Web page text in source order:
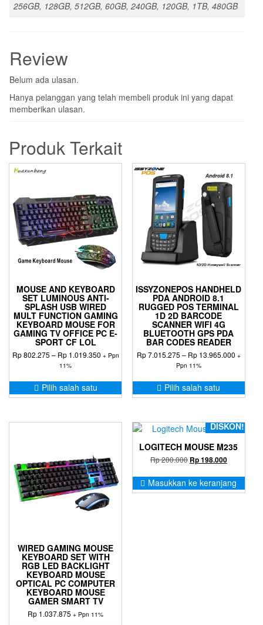
256GB, 128GB, 512GB, 60GB, 240GB, 120GB, 1TB, 480GB
Review
Belum ada ulasan.
Hanya pelanggan yang telah membeli produk ini yang dapat
memberikan ulasan.
Produk Terkait
MOUSE AND KEYBOARD
SET LUMINOUS ANTI-
SPLASH USB WIRED
MULT FUNCTION GAMING
KEYBOARD MOUSE FOR
GAMING TV OFFICE PC E-
SPORT CF LOL
Rp802.275 – Rp1.019.350Rentang
hingga
Rp 1.019.350
+ Ppn
11%
Pilih salah satu
memiliki
varian.
halaman
ISSYZONEPOS HANDHELD
PDA ANDROID 8.1
RUGGED POS TERMINAL
1D 2D BARCODE
SCANNER WIFI 4G
BLUETOOTH GPS PDA
BAR CODES READER
Rp7.015.275 – Rp13.965.000Rentang
hingga
Rp
+
Ppn 11%
Pilih salah satu
WIRED GAMING MOUSE
KEYBOARD SET WITH
RGB LED BACKLIGHT
KEYBOARD MOUSE
OPTICAL PC COMPUTER
KEYBOARD MOUSE
GAMER SMART TV
Rp 1.037.875 + Ppn 11%
DISKON!
LOGITECH MOUSE M235
Rp200.000 Harga
adalah:
Rp 200.000.
Rp198.000Harga
ini
adalah:
Masukkan ke keranjang